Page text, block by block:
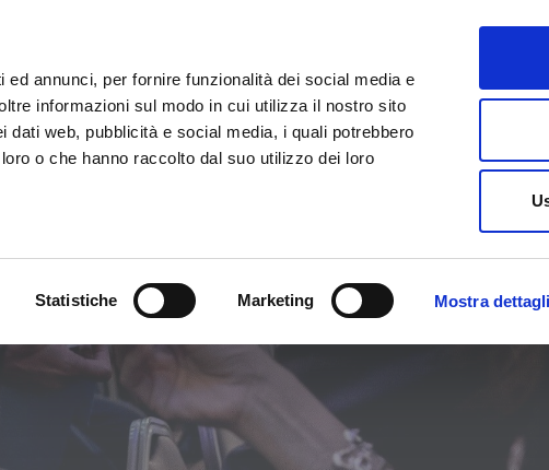
annunci, per fornire funzionalità dei social media e
informazioni sul modo in cui utilizza il nostro sito
web, pubblicità e social media, i quali potrebbero
o che hanno raccolto dal suo utilizzo dei loro
Statistiche Marketing Mostra dettagli
BNI International
PERCHÉ BNI? TROVA IL CAPITOLO